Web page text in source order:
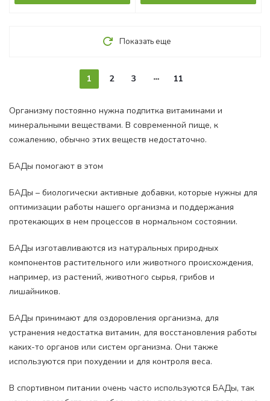
Показать еще
1 2 3 11
Организму постоянно нужна подпитка витаминами и
минеральными веществами. В современной пище, к
сожалению, обычно этих веществ недостаточно.
БАДы помогают в этом
БАДы – биологически активные добавки, которые нужны для
оптимизации работы нашего организма и поддержания
протекающих в нем процессов в нормальном состоянии.
БАДы изготавливаются из натуральных природных
компонентов растительного или животного происхождения,
например, из растений, животного сырья, грибов и
лишайников.
БАДы принимают для оздоровления организма, для
устранения недостатка витамин, для восстановления работы
каких-то органов или систем организма. Они также
используются при похудении и для контроля веса.
В спортивном питании очень часто используются БАДы, так